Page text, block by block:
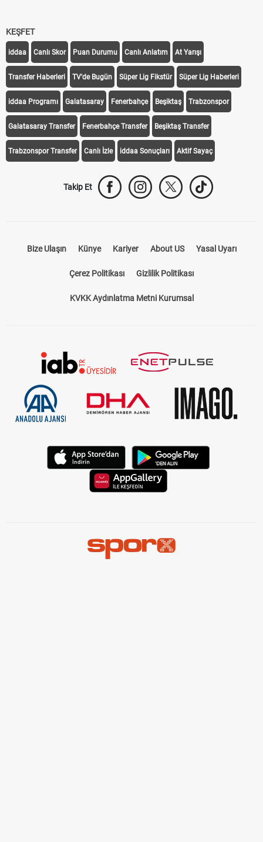
KEŞFET
iddaa Canlı Skor Puan Durumu Canlı Anlatım At Yarışı
Transfer Haberleri TV'de Bugün Süper Lig Fikstür Süper Lig Haberleri
iddaa Programı Galatasaray Fenerbahçe Beşiktaş Trabzonspor
Galatasaray Transfer Fenerbahçe Transfer Beşiktaş Transfer
Trabzonspor Transfer Canlı İzle iddaa Sonuçları Aktif Sayaç
Takip Et
Bize Ulaşın Künye Kariyer About US Yasal Uyarı
Çerez Politikası Gizlilik Politikası
KVKK Aydınlatma Metni Kurumsal